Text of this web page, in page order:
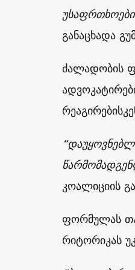
განაცხადა
ძალადობის
კოალიციის
ფორმულას
რიტორიკას